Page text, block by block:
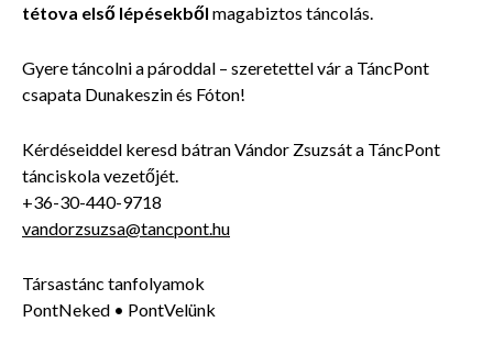
tétova első lépésekből magabiztos táncolás.
Gyere táncolni a pároddal – szeretettel vár a TáncPont
csapata Dunakeszin és Fóton!
Kérdéseiddel keresd bátran Vándor Zsuzsát a TáncPont
tánciskola vezetőjét.
+36-30-440-9718
vandorzsuzsa@tancpont.hu
Társastánc tanfolyamok
PontNeked • PontVelünk